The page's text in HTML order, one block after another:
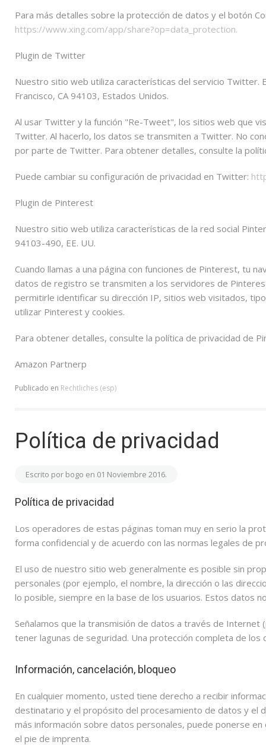
Para más detalles sobre la protección de datos y el botón
https://www.xing.com/app/share?op=data_protection.
Plugin de Twitter
Nuestro sitio web utiliza características del servicio
Francisco, CA 94103, Estados Unidos.
Al usar Twitter y la función "Re-Tweet", los sitios web que
Twitter. Al hacerlo, los datos se transmiten a Twitter. No
por parte de Twitter. Para obtener detalles, consulte la
Puede cambiar su configuración de privacidad en Twitter:
Plugin de Pinterest
Nuestro sitio web utiliza características de la red social
94103-490, EE. UU.
Cuando llamas a una página con funciones de Pinterest, tu
datos de registro se transmiten a los servidores de
permitirle identificar su dirección IP, sitios web visitados,
utilizar Pinterest y cookies.
Para obtener detalles, consulte la política de privacidad de
Amazon Partnerp
Publicado en Rechtliches (esp)
Política de privacidad
Escrito por bogo en 01 Noviembre 2016.
Política de privacidad
Los operadores de estas páginas toman muy en serio la
forma confidencial y de acuerdo con las normas legales de
El uso de nuestro sitio web generalmente es posible sin
personales (por ejemplo, el nombre, la dirección o las
lo posible, siempre en la base de los usuarios. Estos datos
Señalamos que la transmisión de datos a través de
tener lagunas de seguridad. Una protección completa de
Información, cancelación, bloqueo
En cualquier momento, usted tiene derecho a recibir
destinatario y el propósito del procesamiento de datos y el
más información sobre datos personales, puede ponerse
el pie de imprenta.